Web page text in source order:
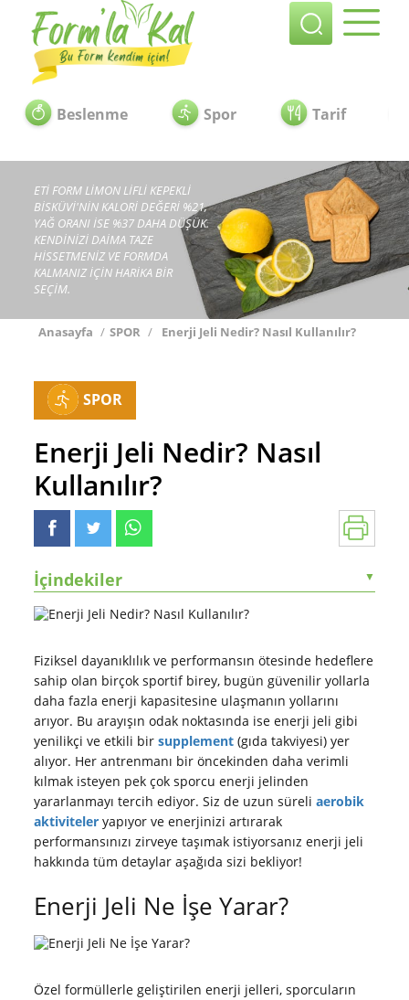
Beslenme Spor Tarif
ETİ FORM LİMON LİFLİ KEPEKLİ
BİSKÜVİ'NİN KALORİ DEĞERİ %21,
YAĞ ORANI İSE %37 DAHA DÜŞÜK.
KENDİNİZİ DAİMA TAZE
HİSSETMENİZ VE FORMDA
KALMANIZ İÇİN HARİKA BİR
SEÇİM.
Anasayfa / SPOR / Enerji Jeli Nedir? Nasıl Kullanılır?
SPOR
Enerji Jeli Nedir? Nasıl
Kullanılır?
İçindekiler ▼
Fiziksel dayanıklılık ve performansın ötesinde hedeflere
sahip olan birçok sportif birey, bugün güvenilir yollarla
daha fazla enerji kapasitesine ulaşmanın yollarını
arıyor. Bu arayışın odak noktasında ise enerji jeli gibi
yenilikçi ve etkili birsupplement (gıda takviyesi) yer
alıyor. Her antrenmanı bir öncekinden daha verimli
kılmak isteyen pek çok sporcu enerji jelinden
yararlanmayı tercih ediyor. Siz de uzun süreliaerobik
aktiviteler yapıyor ve enerjinizi artırarak
performansınızı zirveye taşımak istiyorsanız enerji jeli
hakkında tüm detaylar aşağıda sizi bekliyor!
Enerji Jeli Ne İşe Yarar?
Özel formüllerle geliştirilen enerji jelleri, sporcuların